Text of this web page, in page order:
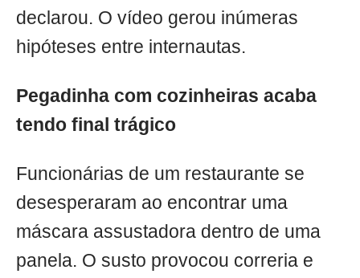
declarou. O vídeo gerou inúmeras
hipóteses entre internautas.
Pegadinha com cozinheiras acaba
tendo final trágico
Funcionárias de um restaurante se
desesperaram ao encontrar uma
máscara assustadora dentro de uma
panela. O susto provocou correria e